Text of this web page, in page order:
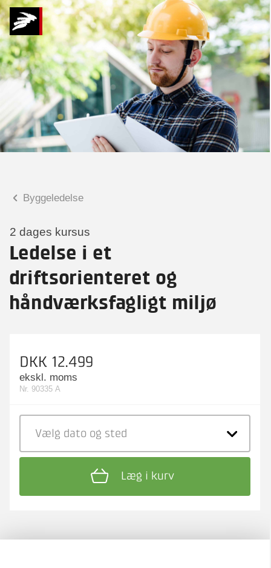
Byggeledelse
2 dages kursus
Ledelse i et
driftsorienteret og
håndværksfagligt miljø
DKK 12.499
ekskl. moms
Nr. 90335 A
Vælg dato og sted
Læg i kurv
Praktiske spørgsmål
Spørgsmål til tilmelding, forplejning,
afholdelsessted m.m.
Kitt Maria Rosenberg
Hvad kan vi hjælpe
dig med?